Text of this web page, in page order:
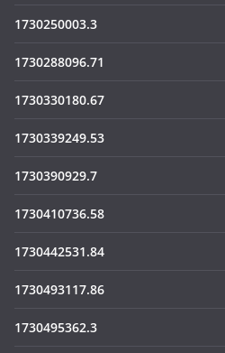
1730250003.3
1730288096.71
1730330180.67
1730339249.53
1730390929.7
1730410736.58
1730442531.84
1730493117.86
1730495362.3